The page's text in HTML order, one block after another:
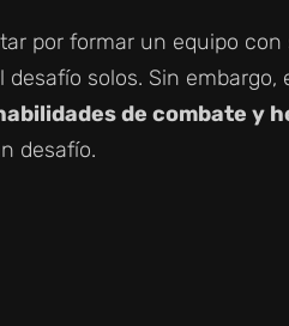
por formar un equipo
solos. Sin embargo,
de combate y
desafío.